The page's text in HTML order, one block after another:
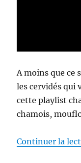
A moins que ce
les cervidés qui
cette playlist
chamois,
Continuer la